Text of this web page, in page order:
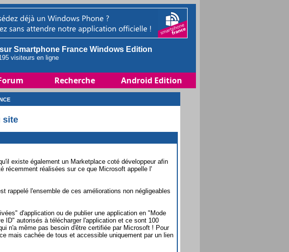
Smartphone France Windows Edition
visiteurs en ligne
Recherche Android Edition
site
existe également un Marketplace coté développeur afin
récemment réalisées sur ce que Microsoft appelle l'
rappelé l'ensemble de ces améliorations non négligeables
d'application ou de publier une application en "Mode
ID" autorisés à télécharger l'application et ce sont 100
n'a même pas besoin d'être certifiée par Microsoft ! Pour
mais cachée de tous et accessible uniquement par un lien